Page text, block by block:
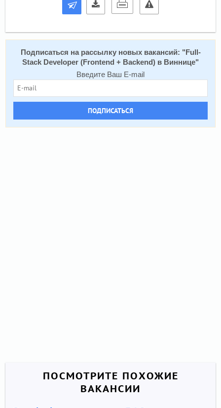
Подписаться на расcылку новых вакансий: "Full-
Stack Developer (Frontend + Backend) в Виннице"
Введите Ваш E-mail
ПОДПИСАТЬСЯ
ПОСМОТРИТЕ ПОХОЖИЕ
ВАКАНСИИ